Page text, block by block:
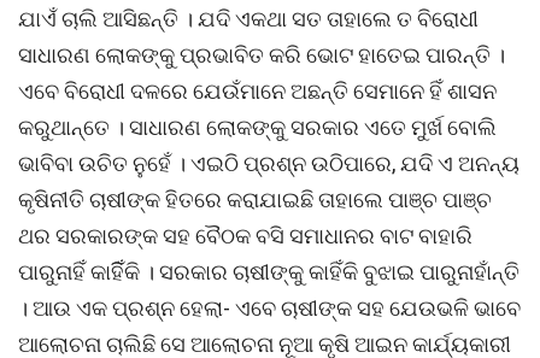
ଯାଏଁ ଚାଲି ଆସିଛନ୍ତି । ଯଦି ଏକଥା ସତ ତାହାଲେ ତ ବିରୋଧୀ
ସାଧାରଣ ଲୋକଙ୍କୁ ପ୍ରଭାବିତ କରି ଭୋଟ ହାତେଇ ପାରନ୍ତି ।
ଏବେ ବିରୋଧୀ ଦଳରେ ଯେଉଁମାନେ ଅଛନ୍ତି ସେମାନେ ହିଁ ଶାସନ
କରୁଥାନ୍ତେ । ସାଧାରଣ ଲୋକଙ୍କୁ ସରକାର ଏତେ ମୁର୍ଖ ବୋଲି
ଭାବିବା ଉଚିତ ନୁହେଁ । ଏଇଠି ପ୍ରଶ୍ନ ଉଠିପାରେ, ଯଦି ଏ ଅନନ୍ୟ
କୃଷିନୀତି ଚାଷୀଙ୍କ ହିତରେ କରାଯାଇଛି ତାହାଲେ ପାଞ୍ଚ ପାଞ୍ଚ
ଥର ସରକାରଙ୍କ ସହ ବୈଠକ ବସି ସମାଧାନର ବାଟ ବାହାରି
ପାରୁନାହିଁ କାହିିଁକି । ସରକାର ଚାଷୀଙ୍କୁ କାହିଁକି ବୁଝାଇ ପାରୁନାହାଁନ୍ତି
। ଆଉ ଏକ ପ୍ରଶ୍ନ ହେଲା- ଏବେ ଚାଷୀଙ୍କ ସହ ଯେଉଭଳି ଭାବେ
ଆଲୋଚନା ଚାଲିଛି ସେ ଆଲୋଚନା ନୂଆ କୃଷି ଆଇନ କାର୍ଯ୍ୟକାରୀ